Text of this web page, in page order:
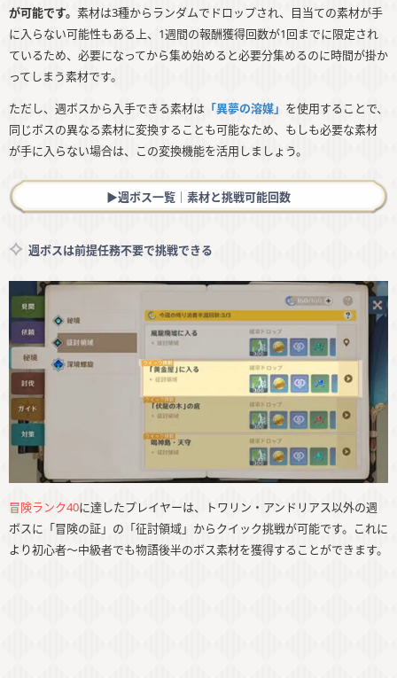
が可能です。 素材は3種からランダムでドロップされ、目当ての素材が手
に入らない可能性もある上、1週間の報酬獲得回数が1回までに限定され
ているため、必要になってから集め始めると必要分集めるのに時間が掛か
ってしまう素材です。
ただし、週ボスから入手できる素材は 「異夢の溶媒」 を使用することで、
同じボスの異なる素材に変換することも可能なため、もしも必要な素材
が手に入らない場合は、この変換機能を活用しましょう。
▶︎週ボス一覧｜素材と挑戦可能回数
週ボスは前提任務不要で挑戦できる
冒険ランク40に達したプレイヤーは、トワリン・アンドリアス以外の週
ボスに「冒険の証」の「征討領域」からクイック挑戦が可能です。これに
より初心者〜中級者でも物語後半のボス素材を獲得することができます。